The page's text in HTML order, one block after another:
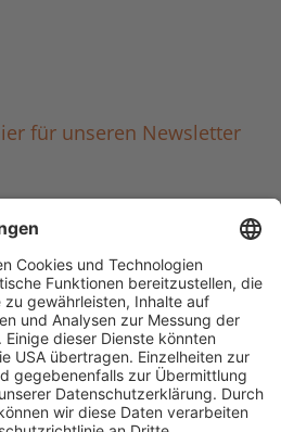
auf
Stadtbibliothek auf
Stadtbibliothek
für unseren Newsletter